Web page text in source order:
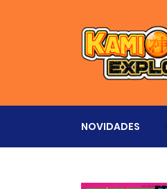
NOVIDADES